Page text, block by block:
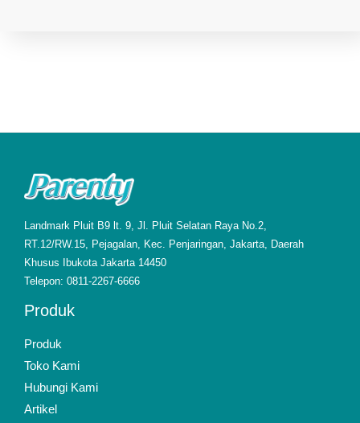
Landmark Pluit B9 lt. 9, Jl. Pluit Selatan Raya No.2,
RT.12/RW.15, Pejagalan, Kec. Penjaringan, Jakarta, Daerah
Khusus Ibukota Jakarta 14450
Telepon: 0811-2267-6666
Produk
Produk
Toko Kami
Hubungi Kami
Artikel